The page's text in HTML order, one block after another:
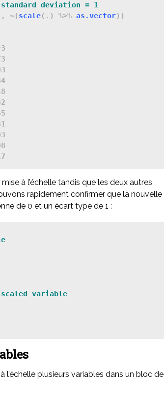
standard deviation = 1
~(scale(.) %>% as.vector))
à l’échelle tandis que les deux autres
rapidement confirmer que la nouvelle
de 0 et un écart type de 1 :
variable
plusieurs variables dans un bloc de